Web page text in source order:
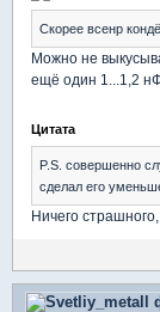
Скорее всенр
Можно не
ещё один 1...1,2
Цитата
P.S. совершенно
сделал его
Ничего